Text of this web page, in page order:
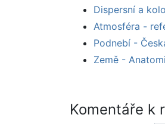
Dispersní a
Atmosféra -
Podnebí -
Země -
Komentáře k